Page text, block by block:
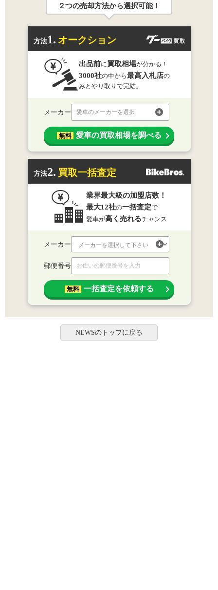
２つの売却方法から選択可能！
方法1. オークション
出品前に買取相場が分かる！
3000社の中から最高入札店の
みとやり取りで完結。
メーカー 愛車のメーカーを選択
無料 愛車の買取相場を調べる
方法2. 買取一括査定
業界最大級の加盟店数！
最大12社の一括査定で
愛車が高く売れるチャンス
メーカー
郵便番号
無料 一括査定を依頼する
NEWSのトップに戻る